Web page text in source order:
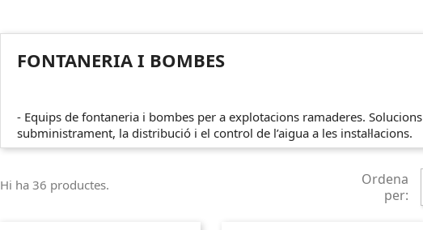
FONTANERIA I BOMBES
- Equips de fontaneria i bombes per a explotacions ramaderes.
subministrament, la distribució i el control de l’aigua a les instal·lacions.
Hi ha 36 productes.
Ordena
per: